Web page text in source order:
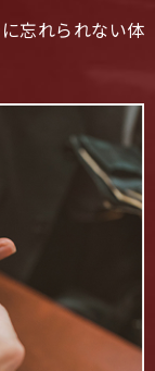
忘れられない体